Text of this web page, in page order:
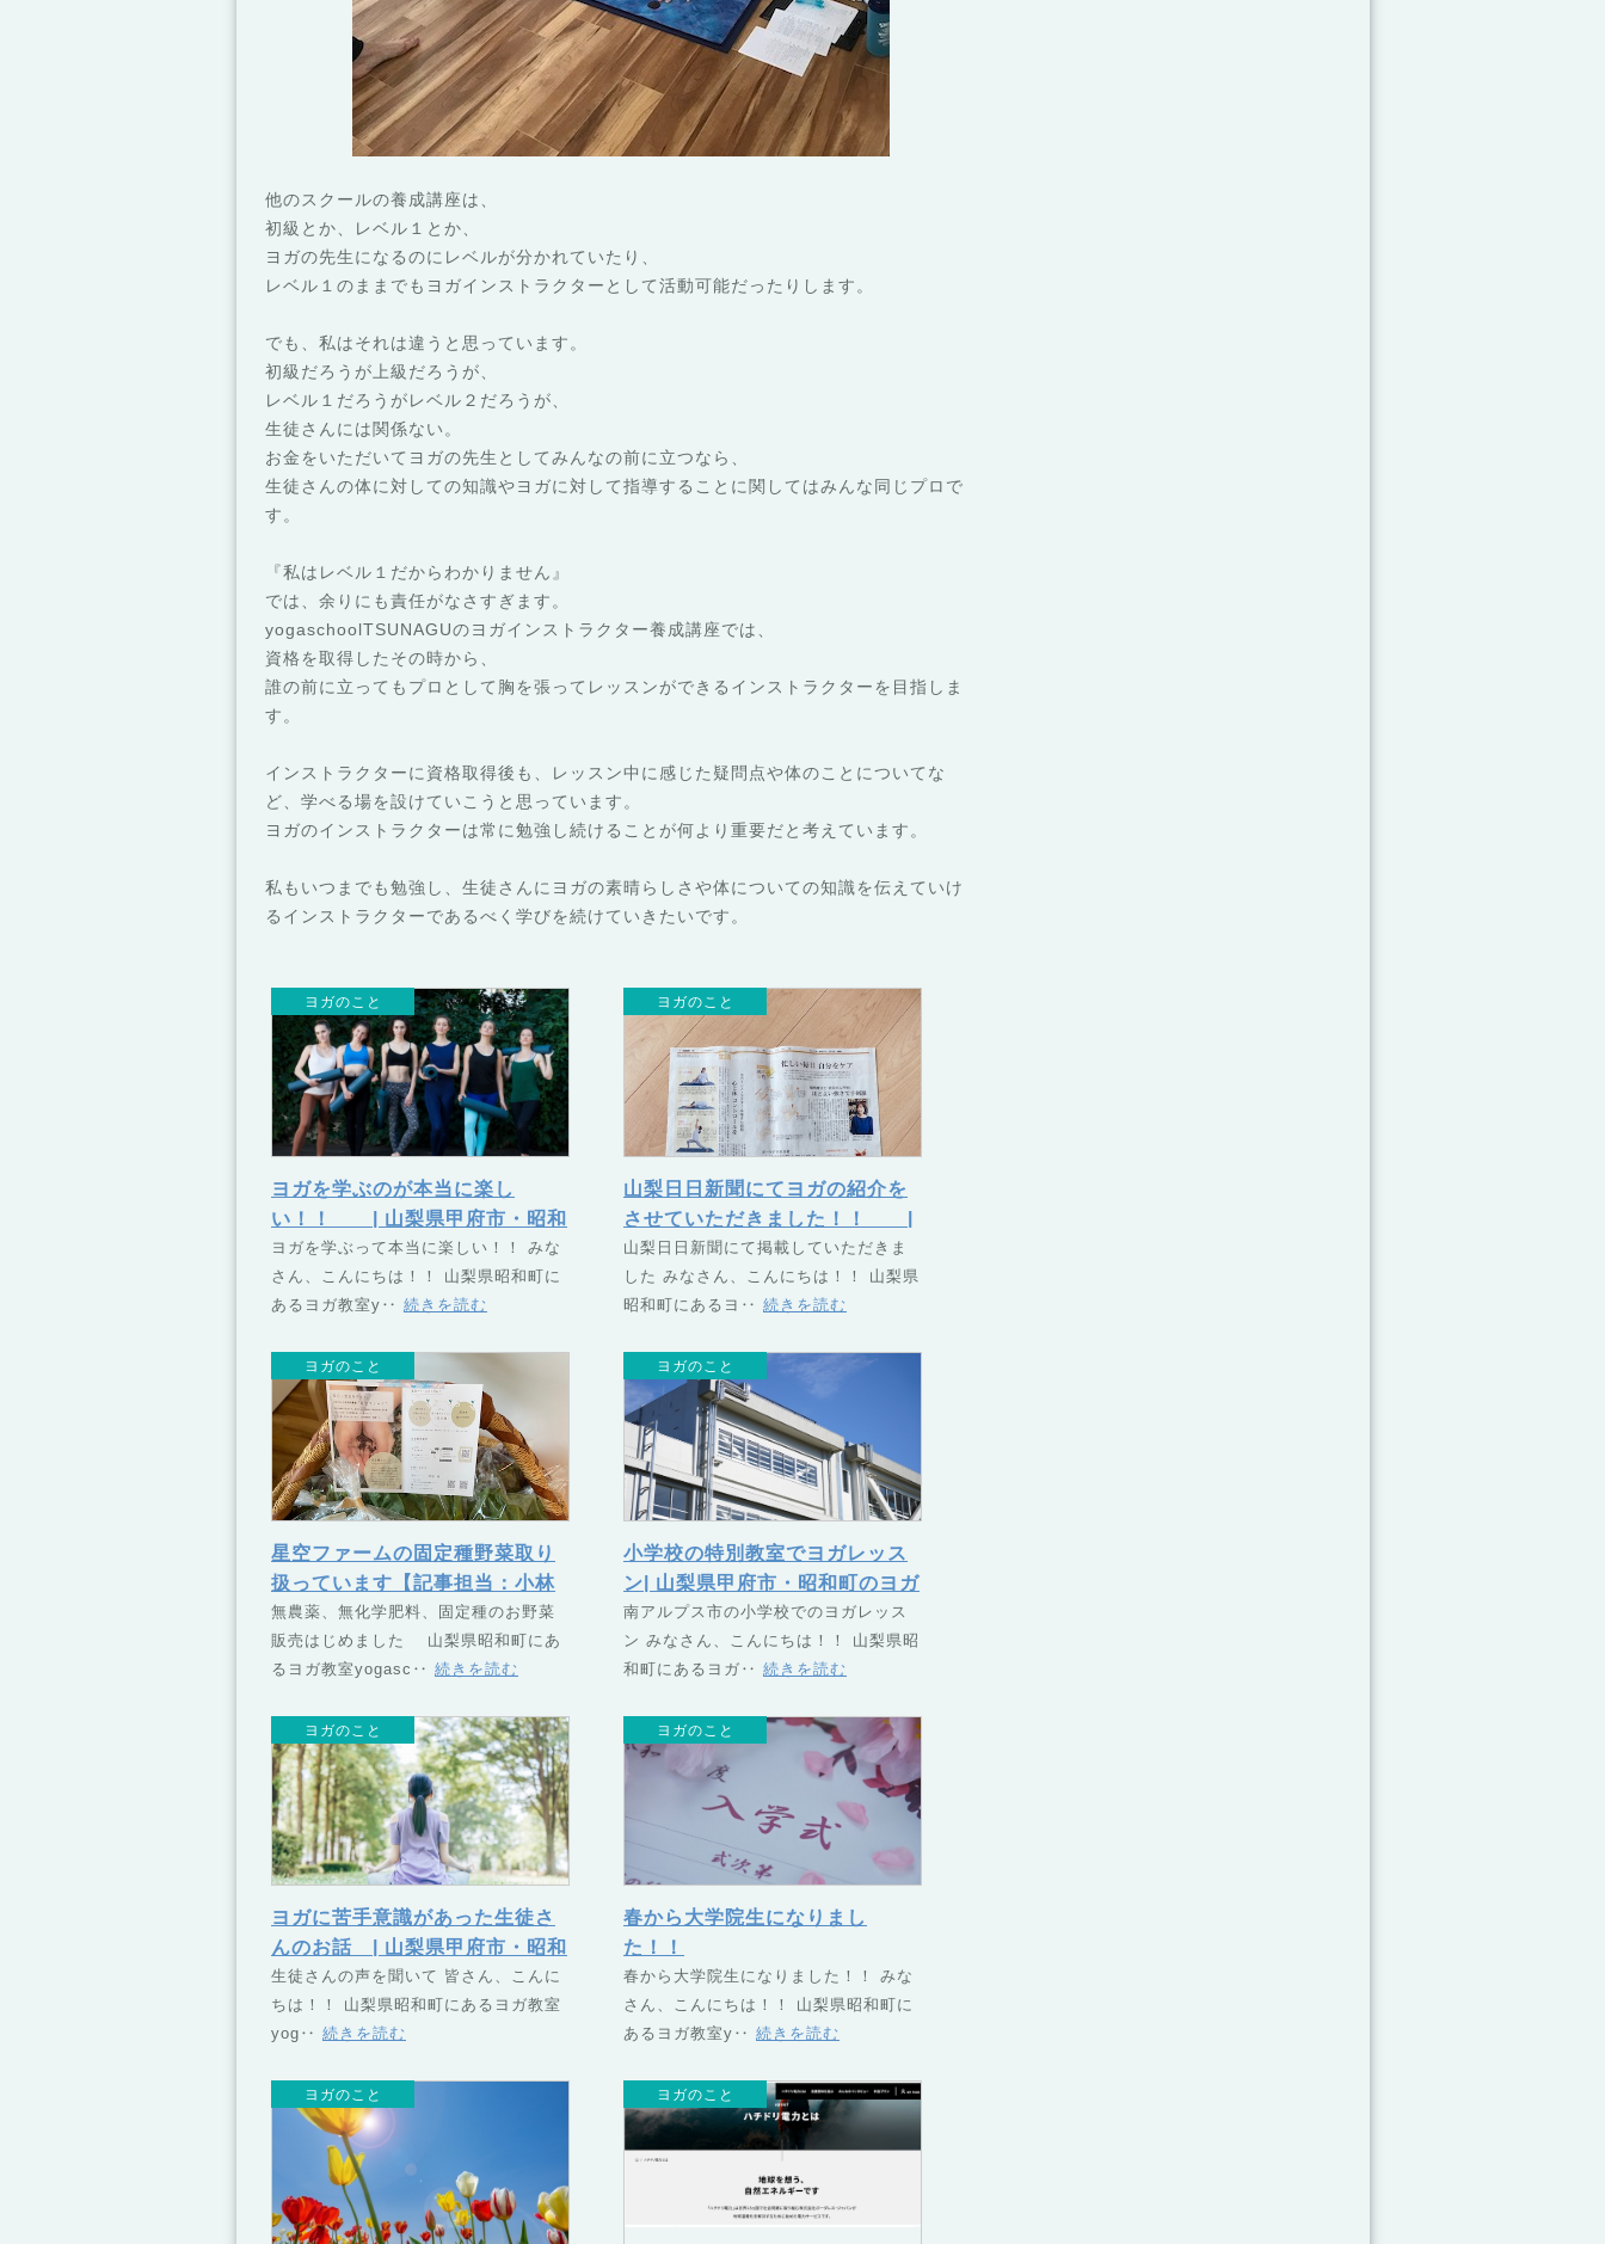
他のスクールの養成講座は、
初級とか、レベル１とか、
ヨガの先生になるのにレベルが分かれていたり、
レベル１のままでもヨガインストラクターとして活動可能だったりします。
でも、私はそれは違うと思っています。
初級だろうが上級だろうが、
レベル１だろうがレベル２だろうが、
生徒さんには関係ない。
お金をいただいてヨガの先生としてみんなの前に立つなら、
生徒さんの体に対しての知識やヨガに対して指導することに関してはみんな同じプロで
す。
『私はレベル１だからわかりません』
では、余りにも責任がなさすぎます。
yogaschoolTSUNAGUのヨガインストラクター養成講座では、
資格を取得したその時から、
誰の前に立ってもプロとして胸を張ってレッスンができるインストラクターを目指しま
す。
インストラクターに資格取得後も、レッスン中に感じた疑問点や体のことについてな
ど、学べる場を設けていこうと思っています。
ヨガのインストラクターは常に勉強し続けることが何より重要だと考えています。
私もいつまでも勉強し、生徒さんにヨガの素晴らしさや体についての知識を伝えていけ
るインストラクターであるべく学びを続けていきたいです。
ヨガのこと
ヨガを学ぶのが本当に楽し
い！！ | 山梨県甲府市・昭和
町のヨガスクール TSUNAGU
（つなぐ）
ヨガを学ぶって本当に楽しい！！ みな
さん、こんにちは！！ 山梨県昭和町に
あるヨガ教室y‥ 続きを読む
ヨガのこと
山梨日日新聞にてヨガの紹介を
させていただきました！！ |
山梨県甲府市・昭和町のヨガス
クール TSUNAGU（つなぐ）
山梨日日新聞にて掲載していただきま
した みなさん、こんにちは！！ 山梨県
昭和町にあるヨ‥ 続きを読む
ヨガのこと
星空ファームの固定種野菜取り
扱っています【記事担当：小林
理恵】 | 山梨県甲府市・昭和町
のヨガスクール TSUNAGU
（つなぐ）
無農薬、無化学肥料、固定種のお野菜
販売はじめました 山梨県昭和町にあ
るヨガ教室yogasc‥ 続きを読む
ヨガのこと
小学校の特別教室でヨガレッス
ン| 山梨県甲府市・昭和町のヨガ
スクール TSUNAGU（つな
ぐ）
南アルプス市の小学校でのヨガレッス
ン みなさん、こんにちは！！ 山梨県昭
和町にあるヨガ‥ 続きを読む
ヨガのこと
ヨガに苦手意識があった生徒さ
んのお話 | 山梨県甲府市・昭和
町のヨガスクール TSUNAGU
（つなぐ）
生徒さんの声を聞いて 皆さん、こんに
ちは！！ 山梨県昭和町にあるヨガ教室
yog‥ 続きを読む
ヨガのこと
春から大学院生になりまし
た！！
春から大学院生になりました！！ みな
さん、こんにちは！！ 山梨県昭和町に
あるヨガ教室y‥ 続きを読む
ヨガのこと ヨガのこと